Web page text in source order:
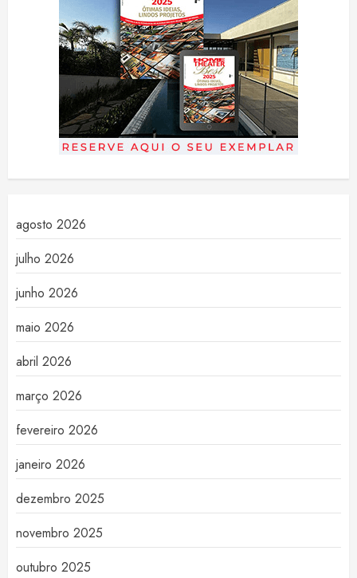
agosto 2026
julho 2026
junho 2026
maio 2026
abril 2026
março 2026
fevereiro 2026
janeiro 2026
dezembro 2025
novembro 2025
outubro 2025